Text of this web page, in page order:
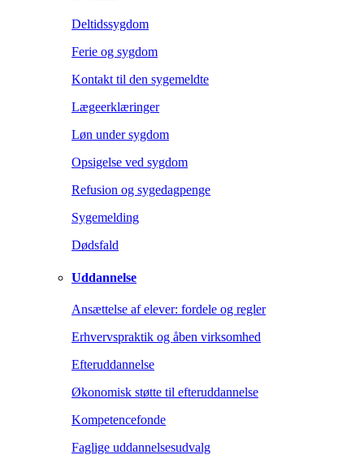
Deltidssygdom
Ferie og sygdom
Kontakt til den sygemeldte
Lægeerklæringer
Løn under sygdom
Opsigelse ved sygdom
Refusion og sygedagpenge
Sygemelding
Dødsfald
Uddannelse
Ansættelse af elever: fordele og regler
Erhvervspraktik og åben virksomhed
Efteruddannelse
Økonomisk støtte til efteruddannelse
Kompetencefonde
Faglige uddannelsesudvalg